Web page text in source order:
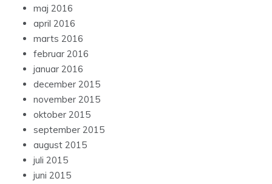
maj 2016
april 2016
marts 2016
februar 2016
januar 2016
december 2015
november 2015
oktober 2015
september 2015
august 2015
juli 2015
juni 2015